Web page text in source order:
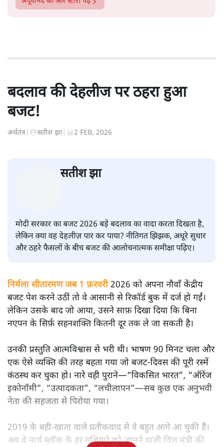
बदलाव की देहलीज पर ठहरा हुआ
बजट!
अर्थतंत्र सतीश झा 2 FEB, 2026
सतीश झा
मोदी सरकार का बजट 2026 बड़े बदलाव का वादा करता दिखता है,
और ठहरे फैसलों के बीच बजट की आलोचनात्मक समीक्षा पढ़िए।
बजट पेश करने उठीं तो वे आसानी से रिकॉर्ड बुक में दर्ज हो गईं।
लेकिन उसके बाद जो आया, उसने साफ़ दिखा दिया कि बिना